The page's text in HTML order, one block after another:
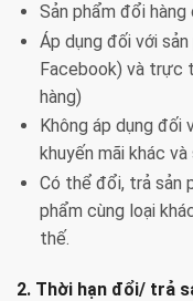
Sản phẩm đổi
Áp dụng đối với
Facebook) và trực
hàng)
Không áp dụng đối
khuyến mãi khác
Có thể đổi, trả sản
phẩm cùng loại
thế.
2. Thời hạn đổi/ trả